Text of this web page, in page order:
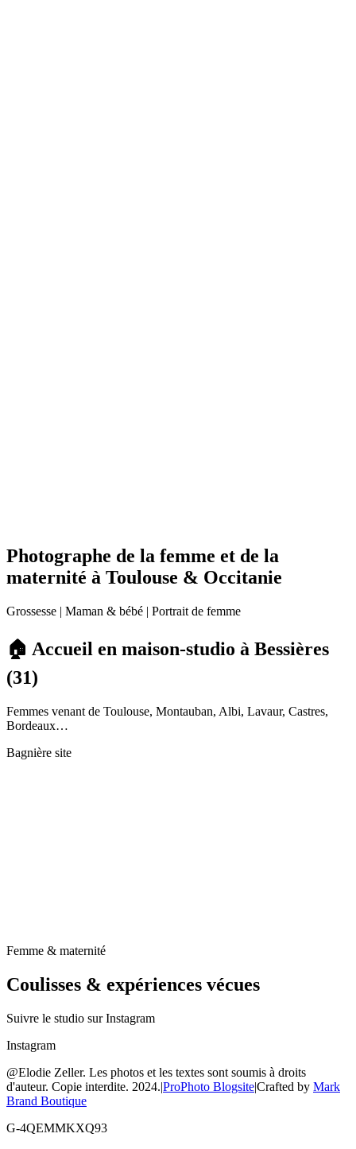
Photographe de la femme et de la
maternité à Toulouse & Occitanie
Grossesse | Maman & bébé | Portrait de femme
🏠 Accueil en maison-studio à Bessières
(31)
Femmes venant de Toulouse, Montauban, Albi, Lavaur, Castres,
Bordeaux…
Bagnière site
Femme & maternité
Coulisses & expériences vécues
Suivre le studio sur Instagram
Instagram
@Elodie Zeller. Les photos et les textes sont soumis à droits
d'auteur. Copie interdite. 2024.|ProPhoto Blogsite|Crafted by Mark
Brand Boutique
G-4QEMMKXQ93